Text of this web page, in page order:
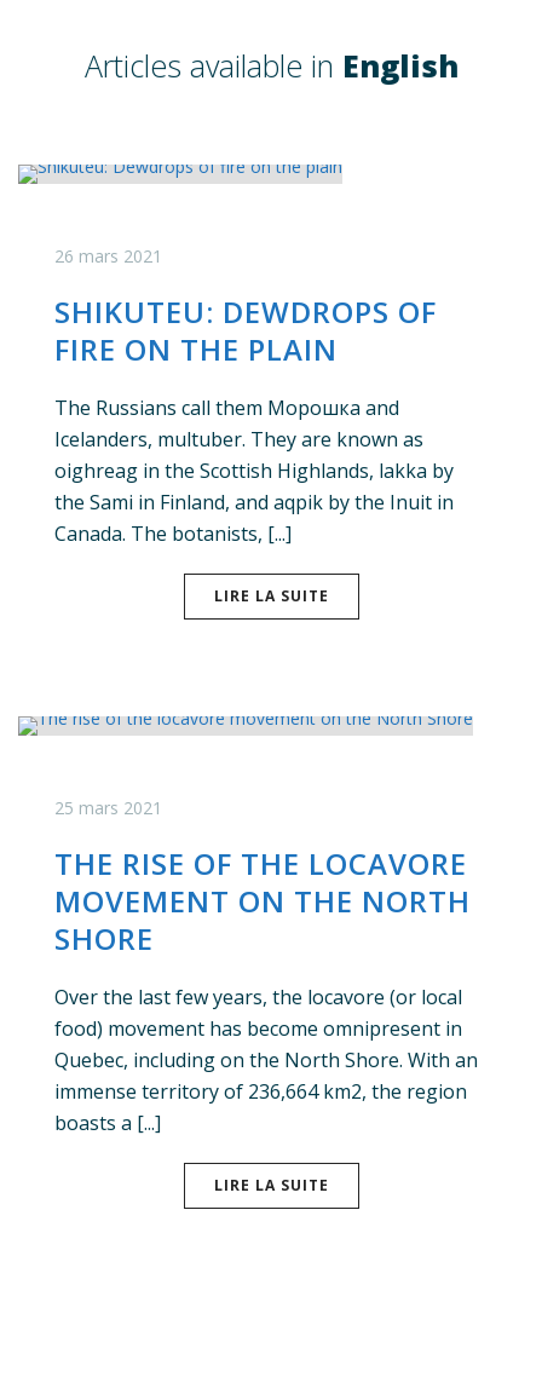
Articles available in English
26 mars 2021
SHIKUTEU: DEWDROPS OF
FIRE ON THE PLAIN
The Russians call them Морошка and
Icelanders, multuber. They are known as
oighreag in the Scottish Highlands, lakka by
the Sami in Finland, and aqpik by the Inuit in
Canada. The botanists, [...]
LIRE LA SUITE
25 mars 2021
THE RISE OF THE LOCAVORE
MOVEMENT ON THE NORTH
SHORE
Over the last few years, the locavore (or local
food) movement has become omnipresent in
Quebec, including on the North Shore. With an
immense territory of 236,664 km2, the region
boasts a [...]
LIRE LA SUITE